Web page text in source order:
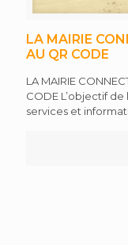
LA MAIRIE
AU QR CODE
LA MAIRIE
CODE L’objectif
services et